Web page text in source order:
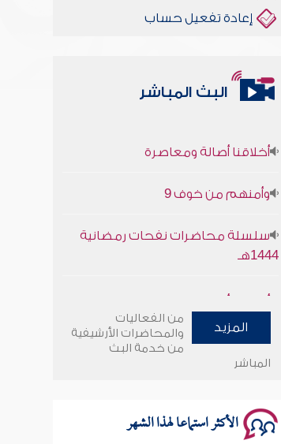
إعادة تفعيل حساب
البث المباشر
1444هـ
وأمنهم من خوف 9
سلسلة محاضرات نفحات رمضانية
المزيد
من الفعاليات
والمحاضرات الأرشيفية
من خدمة البث
المباشر
الأكثر استماعا لهذا الشهر